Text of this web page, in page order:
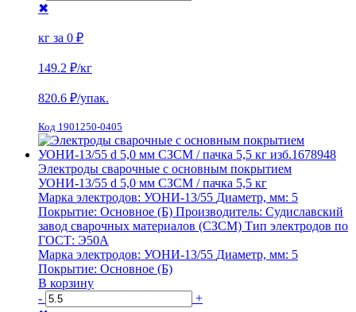
✖
кг за 0 ₽
149.2 ₽/кг
820.6 ₽/упак.
Код 1901250-0405
Электроды сварочные с основным покрытием
УОНИ-13/55 d 5,0 мм СЗСМ / пачка 5,5 кг
Марка электродов: УОНИ-13/55 Диаметр, мм: 5
Покрытие: Основное (Б) Производитель: Судиславский
завод сварочных материалов (СЗСМ) Тип электродов по
ГОСТ: Э50А
Марка электродов: УОНИ-13/55 Диаметр, мм: 5
Покрытие: Основное (Б)
В корзину
-
+